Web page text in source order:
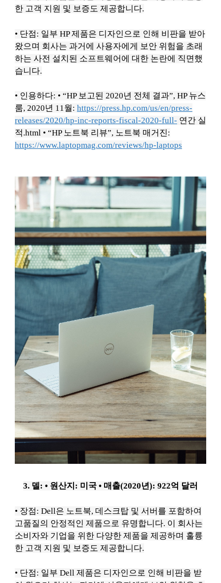
한 고객 지원 및 보증도 제공합니다.
• 단점: 일부 HP 제품은 디자인으로 인해 비판을 받아
왔으며 회사는 과거에 사용자에게 보안 위험을 초래
하는 사전 설치된 소프트웨어에 대한 논란에 직면했
습니다.
• 인용하다: • “HP 보고된 2020년 전체 결과”, HP 뉴스
룸, 2020년 11월: https://press.hp.com/us/en/press-
releases/2020/hp-inc-reports-fiscal-2020-full- 연간 실
적.html • “HP 노트북 리뷰”, 노트북 매거진:
https://www.laptopmag.com/reviews/hp-laptops
3. 델: • 원산지: 미국 • 매출(2020년): 922억 달러
• 장점: Dell은 노트북, 데스크탑 및 서버를 포함하여
고품질의 안정적인 제품으로 유명합니다. 이 회사는
소비자와 기업을 위한 다양한 제품을 제공하며 훌륭
한 고객 지원 및 보증도 제공합니다.
• 단점: 일부 Dell 제품은 디자인으로 인해 비판을 받